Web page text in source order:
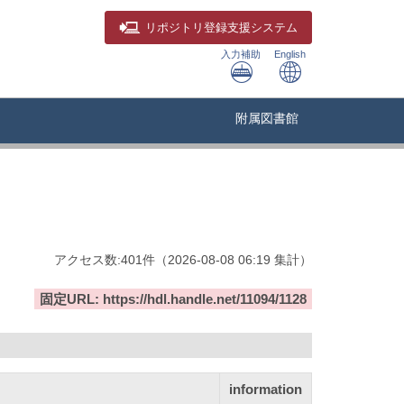
リポジトリ 登録支援システム
入力補助 English
附属図書館
アクセス数:401件 （2026-08-08 06:19 集計）
固定URL: https://hdl.handle.net/11094/1128
information